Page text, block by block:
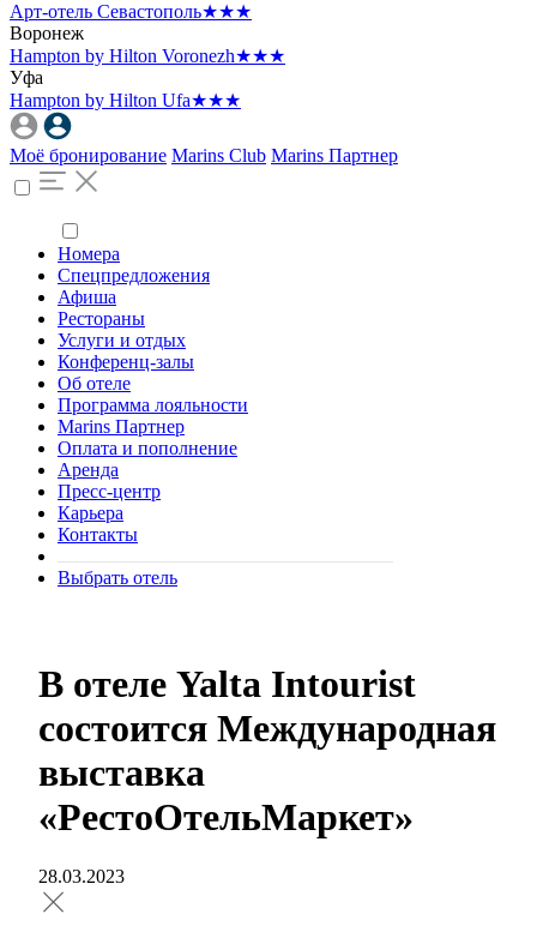
Арт-отель Севастополь★★★
Воронеж
Hampton by Hilton Voronezh★★★
Уфа
Hampton by Hilton Ufa★★★
Моё бронирование Marins Club Marins Партнер
Номера
Спецпредложения
Афиша
Рестораны
Услуги и отдых
Конференц-залы
Об отеле
Программа лояльности
Marins Партнер
Оплата и пополнение
Аренда
Пресс-центр
Карьера
Контакты
Выбрать отель
В отеле Yalta Intourist
состоится Международная
выставка
«РестоОтельМаркет»
28.03.2023